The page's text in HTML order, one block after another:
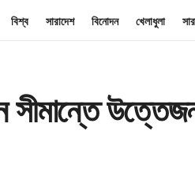
বিশ্ব সারাদেশ বিনোদন খেলাধুলা
সীমান্তে